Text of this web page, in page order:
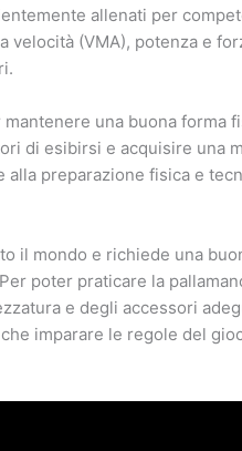
allenati per
(VMA), potenza e
una buona forma
di esibirsi e acquisire una
preparazione fisica e
il mondo e richiede una
poter praticare la
e degli accessori
imparare le regole del